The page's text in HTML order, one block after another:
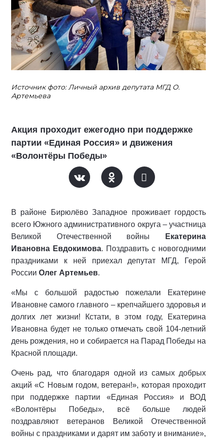
Источник фото: Личный архив депутата МГД О.
Артемьева
Акция проходит ежегодно при поддержке
партии «Единая Россия» и движения
«Волонтёры Победы»
В районе Бирюлёво Западное проживает гордость
всего Южного административного округа – участница
Великой Отечественной войны
Екатерина
Ивановна Евдокимова. Поздравить с новогодними
праздниками к ней приехал депутат МГД, Герой
России Олег Артемьев.
«Мы с большой радостью пожелали Екатерине
Ивановне самого главного – крепчайшего здоровья и
долгих лет жизни! Кстати, в этом году, Екатерина
Ивановна будет не только отмечать свой 104-летний
день рождения, но и собирается на Парад Победы на
Красной площади.
Очень рад, что благодаря одной из самых добрых
акций «С Новым годом, ветеран!», которая проходит
при поддержке партии «Единая Россия» и ВОД
«Волонтёры Победы», всё больше людей
поздравляют ветеранов Великой Отечественной
войны с праздниками и дарят им заботу и внимание»,